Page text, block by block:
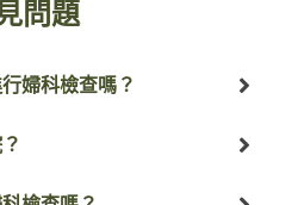
問題
婦科檢查嗎？